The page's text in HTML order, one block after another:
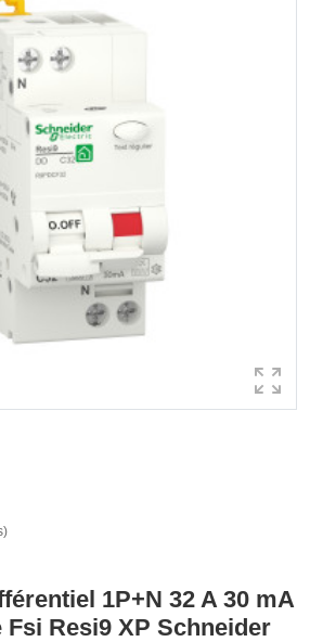
1P+N 32 A 30 mA
Fsi Resi9 XP Schneider